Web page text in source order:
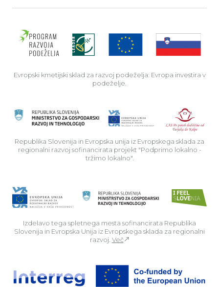
Evropski kmetijski sklad za razvoj podeželja: Evropa investira v
podeželje.
Republika Slovenija in Evropska unija iz Evropskega sklada za
regionalni razvoj sofinancirata projekt "Podprimo lokalno -
tržimo lokalno".
Izdelavo tega spletnega mesta sofinancirata Republika
Slovenija in Evropska Unija iz Evropskega sklada za regionalni
razvoj. Več